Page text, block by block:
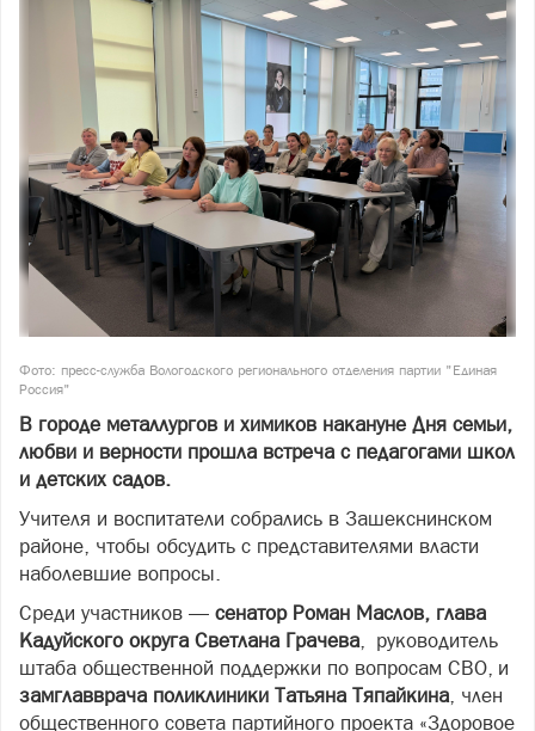
Фото: пресс-служба Вологодского регионального отделения партии "Единая
Россия"
В городе металлургов и химиков накануне Дня семьи,
любви и верности прошла встреча с педагогами школ
и детских садов.
Учителя и воспитатели собрались в Зашекснинском
районе, чтобы обсудить с представителями власти
наболевшие вопросы.
Среди участников — сенатор Роман Маслов, глава
Кадуйского округа Светлана Грачева, руководитель
штаба общественной поддержки по вопросам СВО, и
замглавврача поликлиники Татьяна Тяпайкина, член
общественного совета партийного проекта «Здоровое